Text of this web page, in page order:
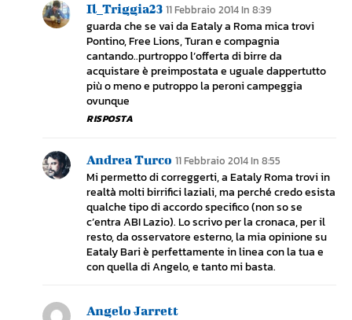
Il_Triggia23 11 Febbraio 2014 In 8:39
guarda che se vai da Eataly a Roma mica trovi
Pontino, Free Lions, Turan e compagnia
cantando..purtroppo l’offerta di birre da
acquistare è preimpostata e uguale dappertutto
più o meno e putroppo la peroni campeggia
ovunque
RISPOSTA
Andrea Turco 11 Febbraio 2014 In 8:55
Mi permetto di correggerti, a Eataly Roma trovi in
realtà molti birrifici laziali, ma perché credo esista
qualche tipo di accordo specifico (non so se
c’entra ABI Lazio). Lo scrivo per la cronaca, per il
resto, da osservatore esterno, la mia opinione su
Eataly Bari è perfettamente in linea con la tua e
con quella di Angelo, e tanto mi basta.
Angelo Jarrett